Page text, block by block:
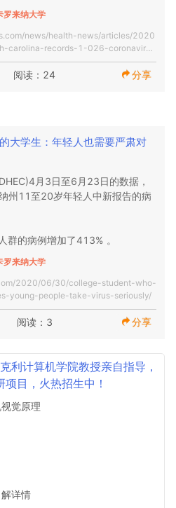
的病毒检测结果呈阳性。学生的
性率为6.8% 。
Caslen)在周二的一封信中谈到
病例数量“比我们当时预期的要
既令人失望，又让人无法接受。”
罗来纳大学
news/health-news/articles/2020
carolina-records-1-026-coronavirus
阅读：24 分享
大学生：年轻人也需要严肃对
月3日至6月23日的数据，
州11至20岁年轻人中新报告的病
的病例增加了413% 。
罗来纳大学
2020/06/30/college-student-who-
young-people-take-virus-seriously/
阅读：3 分享
利计算机学院教授亲自指导，
目，火热招生中！
觉原理
详情